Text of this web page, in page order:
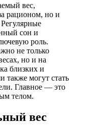
вес,
рационом, но и
сон и
роль.
не только
но и на
близких и
могут стать
Главное — это
телом.
вес